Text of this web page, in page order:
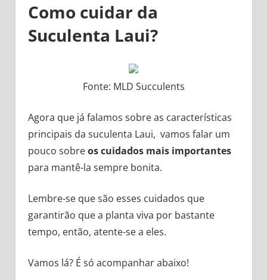
Como cuidar da
Suculenta Laui?
Fonte: MLD Succulents
Agora que já falamos sobre as características
principais da suculenta Laui, vamos falar um
pouco sobreos cuidados mais importantes
para mantê-la sempre bonita.
Lembre-se que são esses cuidados que
garantirão que a planta viva por bastante
tempo, então, atente-se a eles.
Vamos lá? É só acompanhar abaixo!